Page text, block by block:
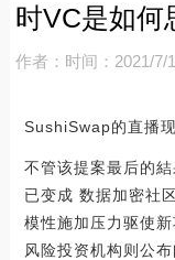
时VC是如何
作者： 时间：2021/7/
SushiSwap的直播
不管该提案最后的
已变成 数据加密社
模性施加压力驱使
风险投资机构则公